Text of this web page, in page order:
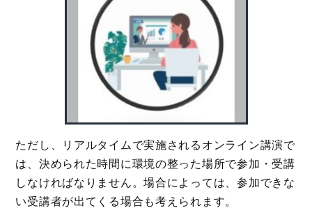
ただし、リアルタイムで実施されるオンライン講演で
は、決められた時間に環境の整った場所で参加・受講
しなければなりません。場合によっては、参加できな
い受講者が出てくる場合も考えられます。